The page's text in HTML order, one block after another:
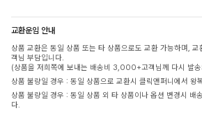
교환운임 안내
상품 교환은 동일 상품 또는 타 상품으로도 교환 가능하며,
객님 부담입니다.
(상품을 저희쪽에 보내는 배송비 3,000+고객님께 다시 발
상품 불량일 경우 : 동일 상품으로 교환시 클릭앤퍼니에서 왕
상품 불량일 경우 : 동일 상품 외 타 상품이나 옵션 변경시
다.